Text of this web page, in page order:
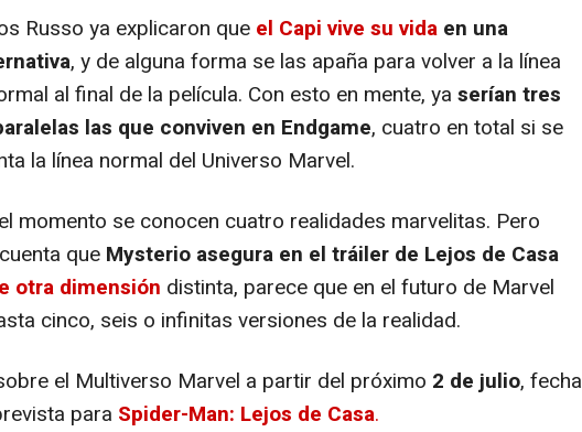
Russo ya explicaron que el Capi vive su vida en una
, y de alguna forma se las apaña para volver a la línea
al final de la película. Con esto en mente, ya serían tres
las que conviven en Endgame, cuatro en total si se
la línea normal del Universo Marvel.
momento se conocen cuatro realidades marvelitas. Pero
que Mysterio asegura en el tráiler de Lejos de Casa
otra dimensión distinta, parece que en el futuro de Marvel
cinco, seis o infinitas versiones de la realidad.
el Multiverso Marvel a partir del próximo 2 de julio, fecha
para Spider-Man: Lejos de Casa.